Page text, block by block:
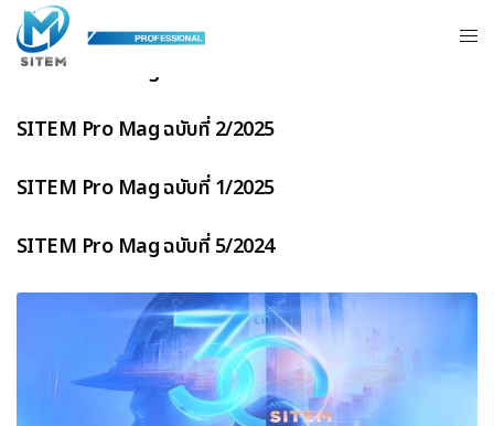
SITEM Pro Mag ฉบับที่ 4/2025
SITEM Pro Mag ฉบับที่ 3/2025
SITEM Pro Mag ฉบับที่ 2/2025
SITEM Pro Mag ฉบับที่ 1/2025
SITEM Pro Mag ฉบับที่ 5/2024